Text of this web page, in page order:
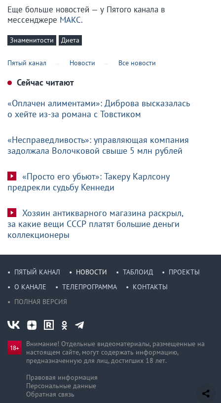
Еще больше новостей — у Пятого канала в
мессенджере МАКС.
Знаменитости Диета
Пятый канал Новости Все новости
Сейчас читают
«Оплачен алиментами»: Диброва высказалась
о хейте из-за романа с Товстиком
«Несправедливость»: управляющая компания
задолжала Волочковой свыше 5 млн рублей
«Просто его убьют»: Такеру Карлсону
предрекли судьбу Кеннеди
Хозяин антикварного магазина раскрыл,
за какие вещи СССР платят большие деньги
коллекционеры
ПЯТЫЙ КАНАЛ НОВОСТИ ТАБЛОИД
ПРОЕКТЫ
О КАНАЛЕ
ТЕЛЕПРОГРАММА
КОНТАКТЫ
ПОЛНАЯ ВЕРСИЯ
Внимание! Отдельные видеоматериалы, размещенные на
настоящем сайте, могут содержать информацию,
предназначен­ную для лиц, достигших 18 лет.
Правовая информация
Персональные данные
Обратная связь